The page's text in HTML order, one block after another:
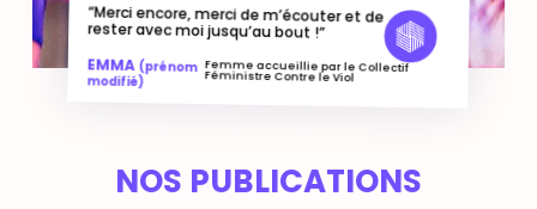
“Merci encore, merci de m’écouter et de
rester avec moi jusqu’au bout !”
EMMA(prénom
modifié)
Femme accueillie par le Collectif
Féministre Contre le Viol
NOS PUBLICATIONS